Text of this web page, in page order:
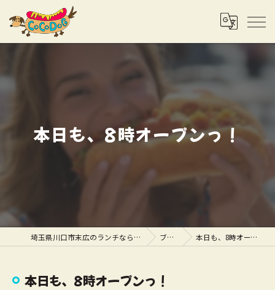
本日も、8時オープンっ！
埼玉県川口市末広のランチならCOCODOG ブログ 本日も、8時オープンっ！
本日も、8時オープンっ！